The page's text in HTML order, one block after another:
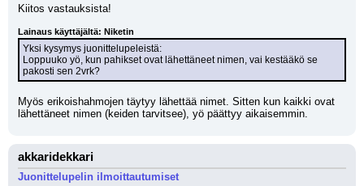
Kiitos vastauksista!
Lainaus käyttäjältä: Niketin
Yksi kysymys juonittelupeleistä:
Loppuuko yö, kun pahikset ovat lähettäneet nimen, vai kestääkö se
pakosti sen 2vrk?
Myös erikoishahmojen täytyy lähettää nimet. Sitten kun kaikki ovat
lähettäneet nimen (keiden tarvitsee), yö päättyy aikaisemmin.
akkaridekkari
Juonittelupelin ilmoittautumiset